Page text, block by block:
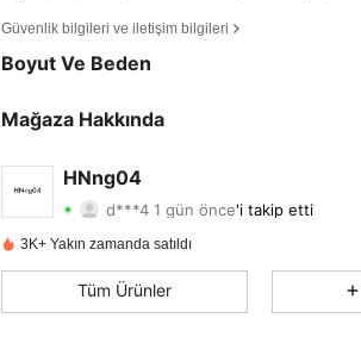
Güvenlik bilgileri ve iletişim bilgileri
Boyut Ve Beden
Mağaza Hakkında
HNng04
4,80
4,80
d***4
4,80 Derecelendirme 33Ürünler
3K+ Yakın zamanda satıldı
Tüm Ürünler